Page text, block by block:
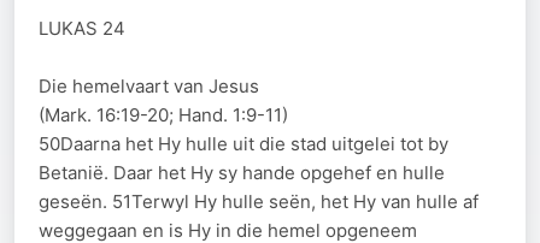
LUKAS 24
Die hemelvaart van Jesus
(Mark. 16:19-20; Hand. 1:9-11)
50Daarna het Hy hulle uit die stad uitgelei tot by
Betanië. Daar het Hy sy hande opgehef en hulle
geseën. 51Terwyl Hy hulle seën, het Hy van hulle af
weggegaan en is Hy in die hemel opgeneem